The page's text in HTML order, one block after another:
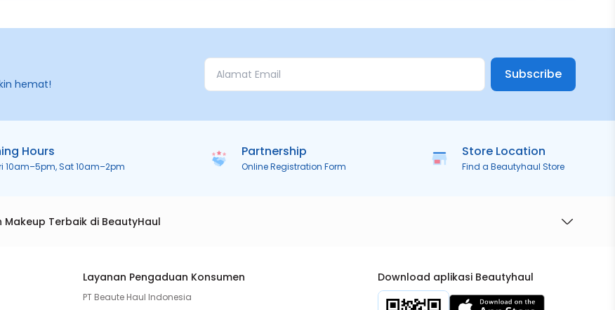
hemat!
Subscribe
Hours
10am–5pm, Sat 10am–2pm
Partnership
Online Registration Form
Store Location
Find a Beautyhaul Store
Terbaik di BeautyHaul
Layanan Pengaduan Konsumen
PT Beaute Haul Indonesia
Download aplikasi Beautyhaul